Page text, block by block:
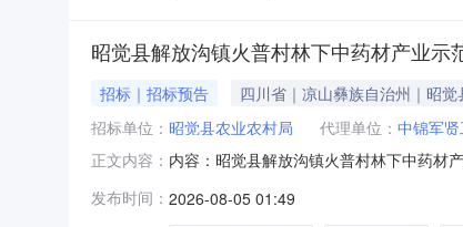
昭觉县解放沟镇火普村林下中药材产业
招标｜招标预告 四川省｜凉山彝族自治州｜昭觉
招标单位： 昭觉县农业农村局 代理单位： 中锦军
正文内容： 内容：昭觉县解放沟镇火普村林下中药材
发布时间： 2026-08-05 01:49